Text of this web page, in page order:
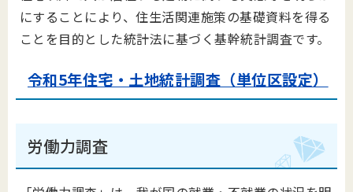
にすることにより、住生活関連施策の基礎資料を得る
ことを目的とした統計法に基づく基幹統計調査です。
令和5年住宅・土地統計調査（単位区設定）
労働力調査